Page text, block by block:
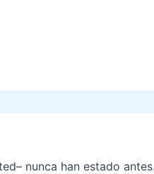
nunca han estado